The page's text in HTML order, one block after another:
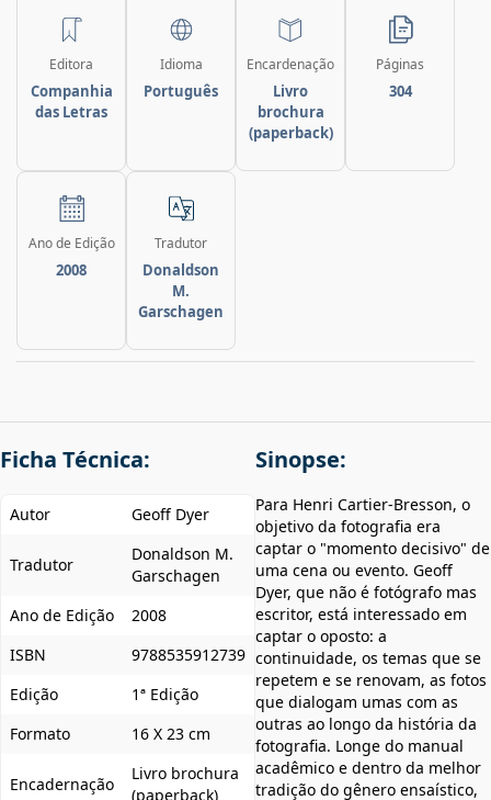
Editora
Companhia
das Letras
Idioma
Português
Encardenação
Livro
brochura
(paperback)
Páginas
304
Ano de Edição
2008
Tradutor
Donaldson
M.
Garschagen
Ficha Técnica:
Autor Geoff Dyer
Tradutor
Donaldson M.
Garschagen
Ano de Edição
2008
ISBN
9788535912739
Edição
1ª Edição
Formato
16 X 23 cm
Encadernação
Livro brochura
(paperback)
Sinopse:
Para Henri Cartier-Bresson, o
objetivo da fotografia era
captar o "momento decisivo" de
uma cena ou evento. Geoff
Dyer, que não é fotógrafo mas
escritor, está interessado em
captar o oposto: a
continuidade, os temas que se
repetem e se renovam, as fotos
que dialogam umas com as
outras ao longo da história da
fotografia. Longe do manual
acadêmico e dentro da melhor
tradição do gênero ensaístico,